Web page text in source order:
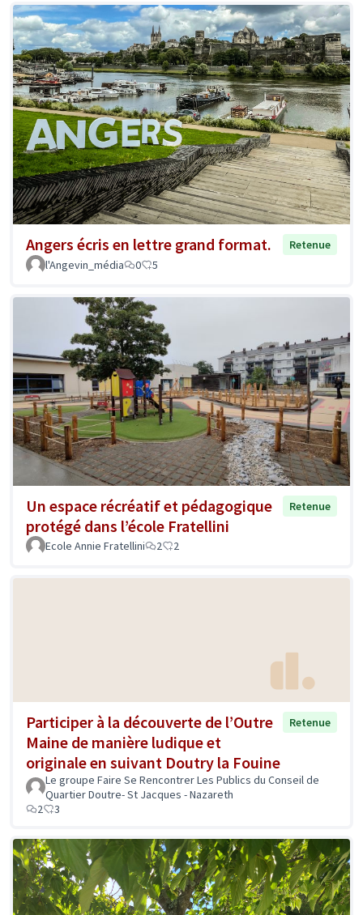
Angers écris en lettre grand format.
Retenue
l'Angevin_média
0 5
Un espace récréatif et pédagogique
protégé dans l’école Fratellini
Retenue
Ecole Annie Fratellini 2 2
Participer à la découverte de l’Outre
Maine de manière ludique et
originale en suivant Doutry la Fouine
Retenue
Le groupe Faire Se Rencontrer Les Publics du Conseil de
Quartier Doutre- St Jacques - Nazareth
2
3